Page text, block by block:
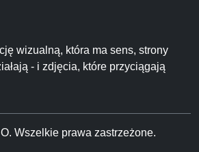
wizualną, która ma sens, strony
- i zdjęcia, które przyciągają
Wszelkie prawa zastrzeżone.